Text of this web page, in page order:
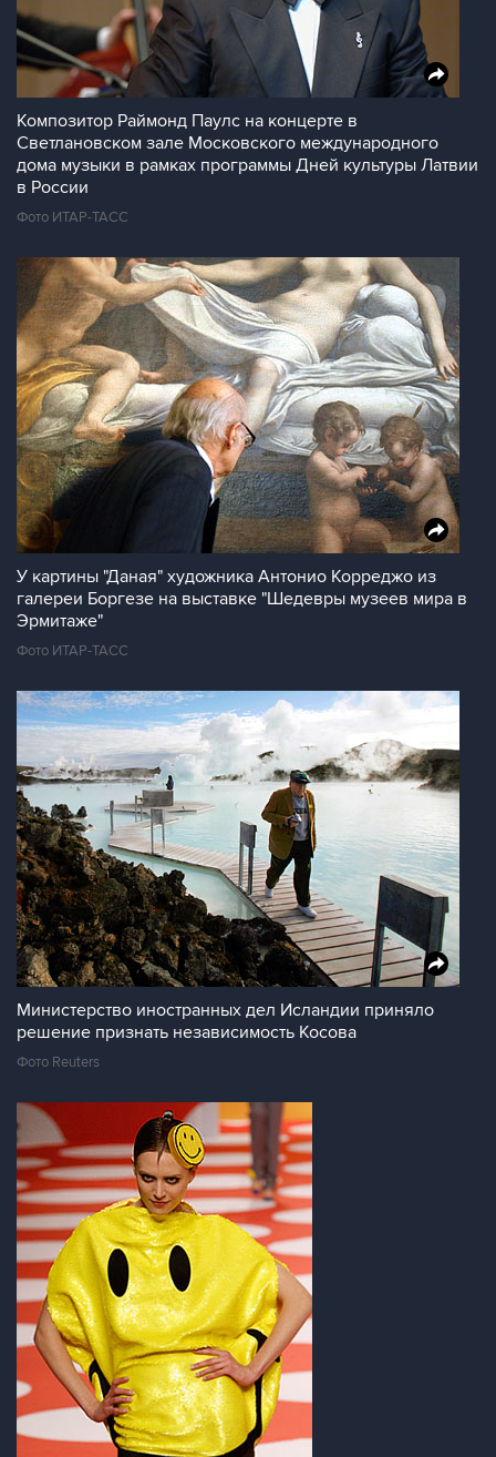
Композитор Раймонд Паулс на концерте в
Светлановском зале Московского международного
дома музыки в рамках программы Дней культуры Латвии
в России
Фото ИТАР-ТАСС
У картины "Даная" художника Антонио Корреджо из
галереи Боргезе на выставке "Шедевры музеев мира в
Эрмитаже"
Фото ИТАР-ТАСС
Министерство иностранных дел Исландии приняло
решение признать независимость Косова
Фото Reuters